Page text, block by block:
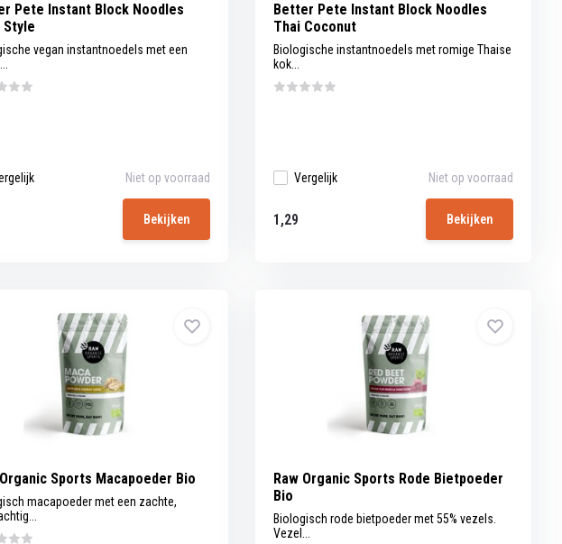
Pete Instant Block Noodles
Style
vegan instantnoedels met een
Niet op voorraad
Bekijken
Better Pete Instant Block Noodles
Thai Coconut
Biologische instantnoedels met romige Thaise
kok...
Vergelijk Niet op voorraad
1,29 Bekijken
Sports Macapoeder Bio
macapoeder met een zachte,
Raw Organic Sports Rode Bietpoeder
Bio
Biologisch rode bietpoeder met 55% vezels.
Vezel...